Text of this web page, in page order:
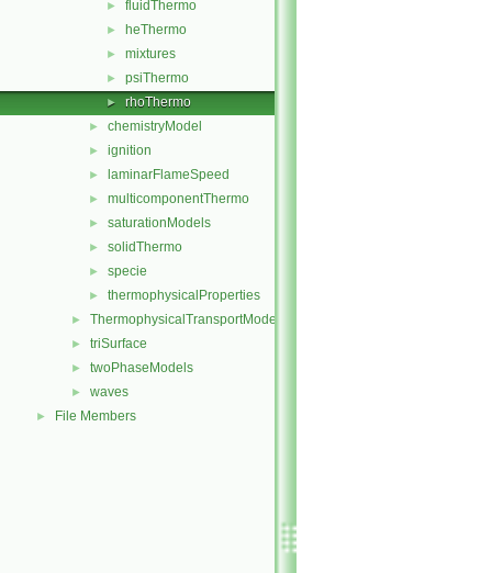
► fluidThermo
► heThermo
► mixtures
► psiThermo
► rhoThermo
► chemistryModel
► ignition
► laminarFlameSpeed
► multicomponentThermo
► saturationModels
► solidThermo
► specie
► thermophysicalProperties
► ThermophysicalTransportModels
► triSurface
► twoPhaseModels
► waves
► File Members